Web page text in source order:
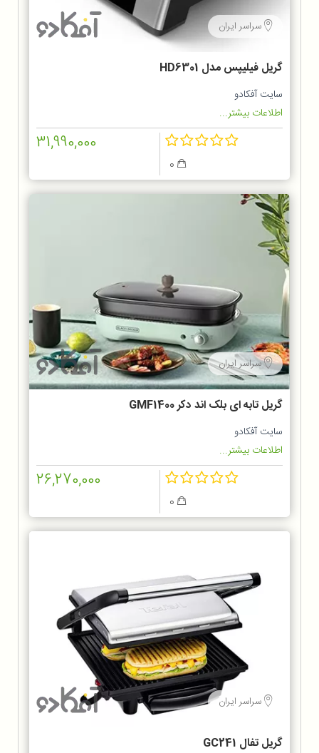
سراسر ایران
گریل فیلیپس مدل HD6301
سایت آفکادو
اطلاعات بیشتر...
31,990,000
سراسر ایران
گریل تابه ای بلک اند دکر GMF1400
سایت آفکادو
اطلاعات بیشتر...
26,270,000
سراسر ایران
گریل تفال GC241